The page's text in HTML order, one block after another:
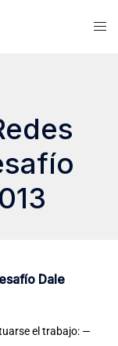
Dale
el trabajo: —